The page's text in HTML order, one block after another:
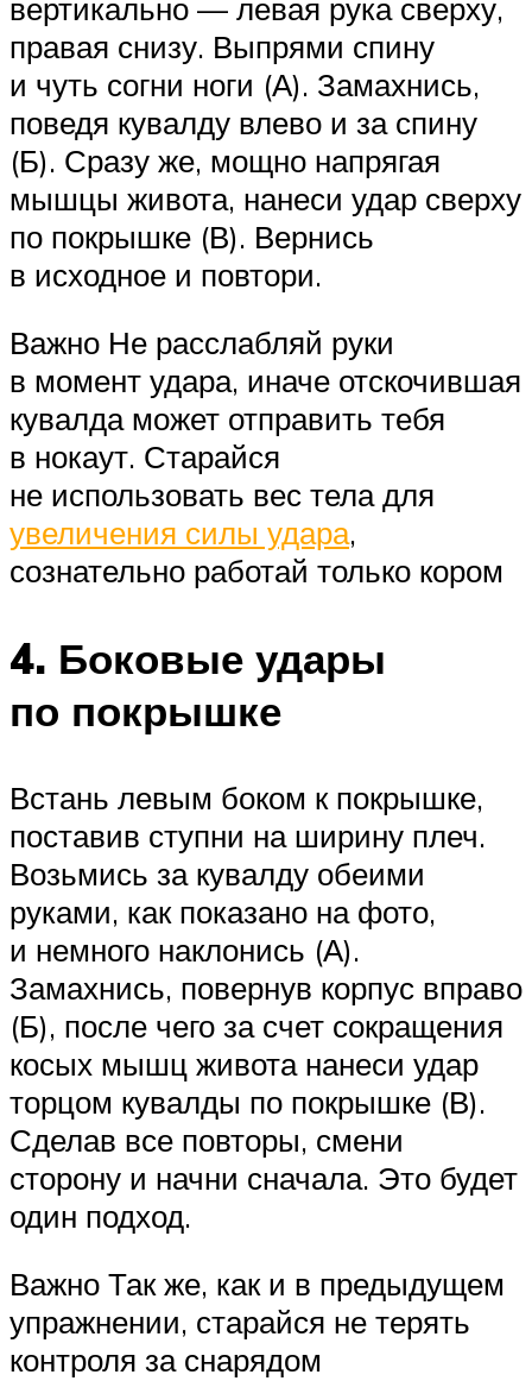
вертикально — левая рука сверху,
правая снизу. Выпрями спину
и чуть согни ноги (А). Замахнись,
поведя кувалду влево и за спину
(Б). Сразу же, мощно напрягая
мышцы живота, нанеси удар сверху
по покрышке (В). Вернись
в исходное и повтори.
Важно Не расслабляй руки
в момент удара, иначе отскочившая
кувалда может отправить тебя
в нокаут. Старайся
не использовать вес тела для
увеличения силы удара,
сознательно работай только кором
4. Боковые удары
по покрышке
Встань левым боком к покрышке,
поставив ступни на ширину плеч.
Возьмись за кувалду обеими
руками, как показано на фото,
и немного наклонись (А).
Замахнись, повернув корпус вправо
(Б), после чего за счет сокращения
косых мышц живота нанеси удар
торцом кувалды по покрышке (В).
Сделав все повторы, смени
сторону и начни сначала. Это будет
один подход.
Важно Так же, как и в предыдущем
упражнении, старайся не терять
контроля за снарядом